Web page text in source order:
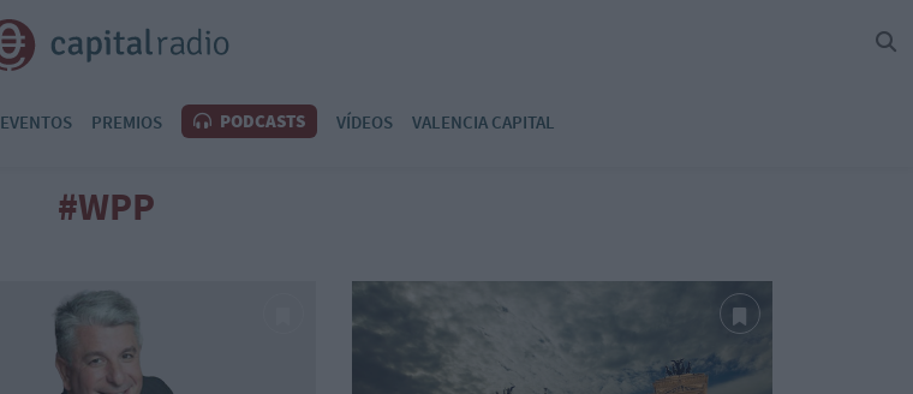
EVENTOS PREMIOS PODCASTS VÍDEOS VALENCIA CAPITAL
#WPP